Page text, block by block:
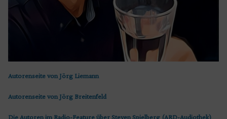
Autorenseite von Jörg Liemann
Autorenseite von Jörg Breitenfeld
Die Autoren im Radio-Feature über Steven Spielberg (ARD-Audiothek)